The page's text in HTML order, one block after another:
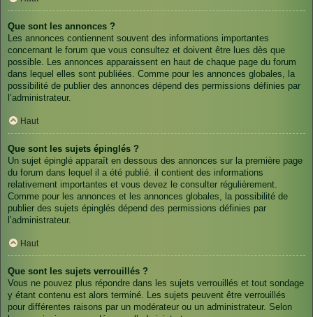
Que sont les annonces ?
Les annonces contiennent souvent des informations importantes
concernant le forum que vous consultez et doivent être lues dès que
possible. Les annonces apparaissent en haut de chaque page du forum
dans lequel elles sont publiées. Comme pour les annonces globales, la
possibilité de publier des annonces dépend des permissions définies par
l’administrateur.
Haut
Que sont les sujets épinglés ?
Un sujet épinglé apparaît en dessous des annonces sur la première page
du forum dans lequel il a été publié. il contient des informations
relativement importantes et vous devez le consulter régulièrement.
Comme pour les annonces et les annonces globales, la possibilité de
publier des sujets épinglés dépend des permissions définies par
l’administrateur.
Haut
Que sont les sujets verrouillés ?
Vous ne pouvez plus répondre dans les sujets verrouillés et tout sondage
y étant contenu est alors terminé. Les sujets peuvent être verrouillés
pour différentes raisons par un modérateur ou un administrateur. Selon